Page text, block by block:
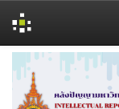
navigation